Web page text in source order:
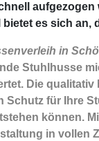
aufgezogen
es sich an,
in
Stuhlhusse
Die
für Ihre
können.
in vollen